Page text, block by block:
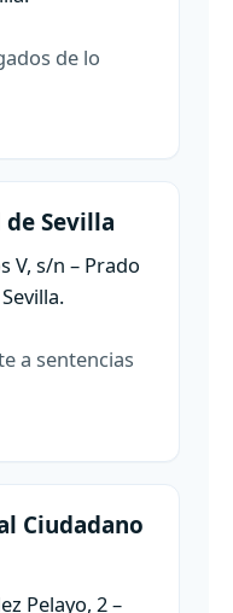
de lo
Sevilla
V, s/n – Prado
a sentencias
Ciudadano
Pelayo, 2 –